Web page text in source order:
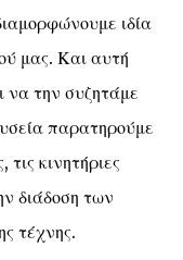
ιδία
μας. Και αυτή
να την συζητάμε
παρατηρούμε
κινητήριες
διάδοση των
τέχνης.